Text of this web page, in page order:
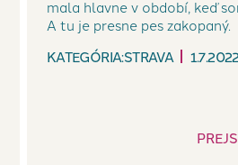
mala hlavne v období, keď
A tu je presne pes zakopaný.
KATEGÓRIA:STRAVA 1.7.2022